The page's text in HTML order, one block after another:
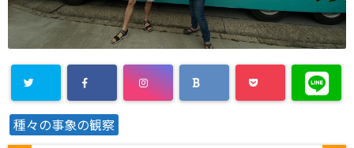
種々の事象の観察